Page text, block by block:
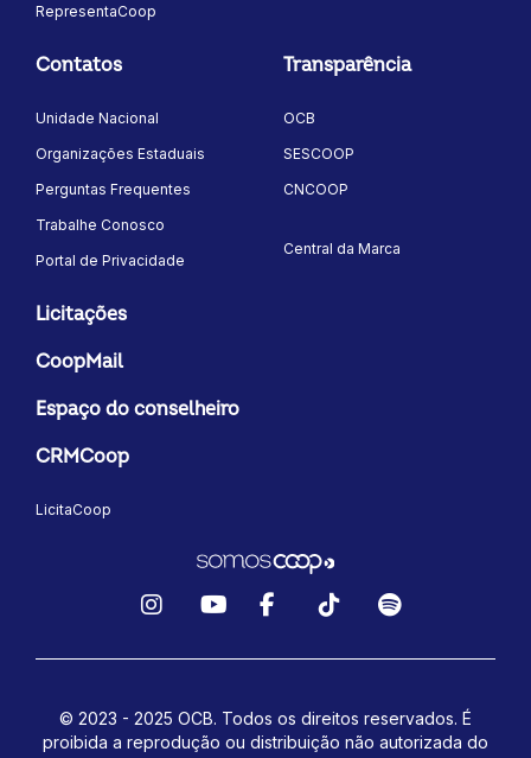
RepresentaCoop
Contatos
Unidade Nacional
Organizações Estaduais
Perguntas Frequentes
Trabalhe Conosco
Portal de Privacidade
Transparência
OCB
SESCOOP
CNCOOP
Central da Marca
Licitações
CoopMail
Espaço do conselheiro
CRMCoop
LicitaCoop
© 2023 - 2025 OCB. Todos os direitos reservados. É
proibida a reprodução ou distribuição não autorizada do